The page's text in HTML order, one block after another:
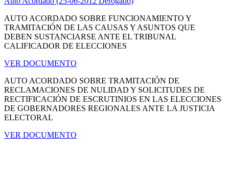
AUTO ACORDADO SOBRE FUNCIONAMIENTO Y
TRAMITACIÓN DE LAS CAUSAS Y ASUNTOS QUE
DEBEN SUSTANCIARSE ANTE EL TRIBUNAL
CALIFICADOR DE ELECCIONES
VER DOCUMENTO
AUTO ACORDADO SOBRE TRAMITACIÓN DE
RECLAMACIONES DE NULIDAD Y SOLICITUDES DE
RECTIFICACIÓN DE ESCRUTINIOS EN LAS ELECCIONES
DE GOBERNADORES REGIONALES ANTE LA JUSTICIA
ELECTORAL
VER DOCUMENTO